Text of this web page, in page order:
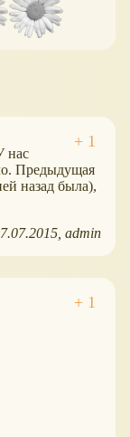
нас
Предыдущая
назад была),
admin